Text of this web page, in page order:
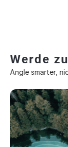
Werde
Angle smarter,